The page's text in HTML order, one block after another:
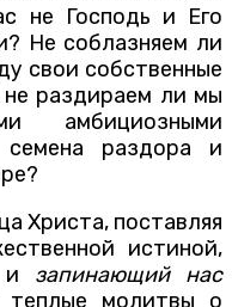
не Господь и Его
Не соблазняем ли
свои собственные
раздираем ли мы
амбициозными
раздора и
Христа, поставляя
истиной,
и запинающий нас
теплые молитвы о